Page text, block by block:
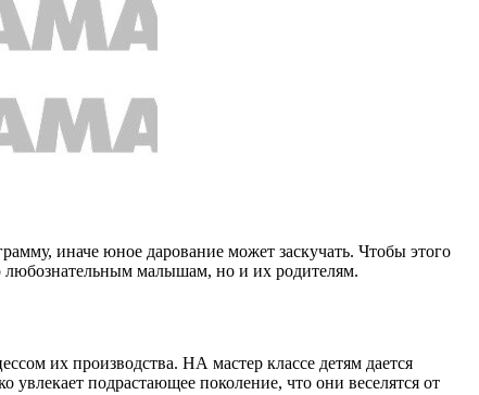
иначе юное дарование может заскучать. Чтобы этого
любознательным малышам, но и их родителям.
их производства. НА мастер классе детям дается
увлекает подрастающее поколение, что они веселятся от